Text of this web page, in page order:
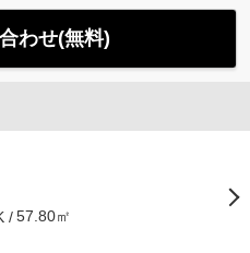
わせ(無料)
57.80㎡